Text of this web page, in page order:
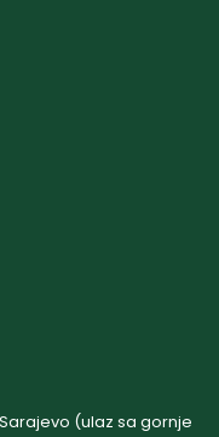
Sarajevo (ulaz sa gornje